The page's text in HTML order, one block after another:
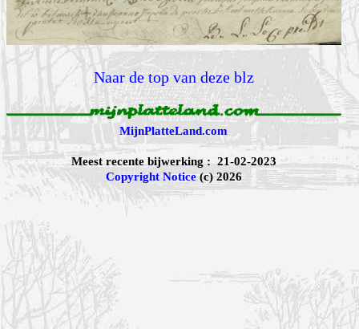
Naar de top van deze blz
MijnPlatteLand.com
Meest recente bijwerking : 21-02-2023
Copyright Notice(c) 2026